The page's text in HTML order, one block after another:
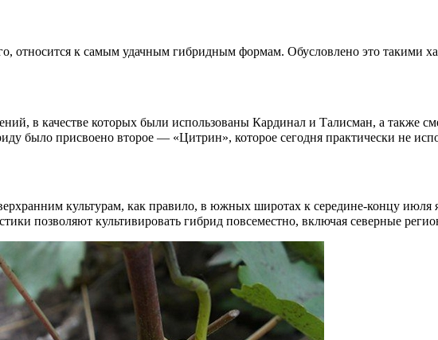
относится к самым удачным гибридным формам. Обусловлено это такими
в качестве которых были использованы Кардинал и Талисман, а также
было присвоено второе — «Цитрин», которое сегодня практически не
культурам, как правило, в южных широтах к середине-концу
позволяют культивировать гибрид повсеместно, включая северные